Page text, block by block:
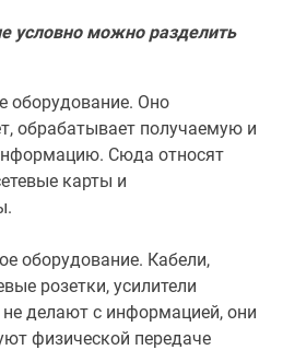
условно можно разделить
оборудование. Оно
обрабатывает получаемую и
Сюда относят
карты и
оборудование. Кабели,
розетки, усилители
не делают с информацией, они
физической передаче